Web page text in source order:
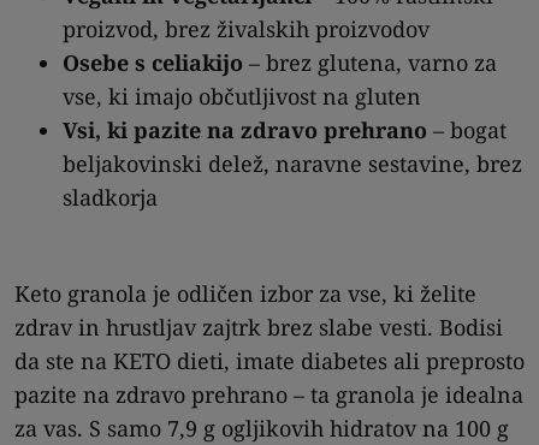
proizvod, brez živalskih proizvodov
Osebe s celiakijo – brez glutena, varno za
vse, ki imajo občutljivost na gluten
Vsi, ki pazite na zdravo prehrano – bogat
beljakovinski delež, naravne sestavine, brez
sladkorja
Keto granola je odličen izbor za vse, ki želite
zdrav in hrustljav zajtrk brez slabe vesti. Bodisi
da ste na KETO dieti, imate diabetes ali preprosto
pazite na zdravo prehrano – ta granola je idealna
za vas. S samo 7,9 g ogljikovih hidratov na 100 g